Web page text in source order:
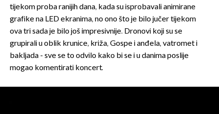
tijekom proba ranijih dana, kada su isprobavali animirane
grafike na LED ekranima, no ono što je bilo jučer tijekom
ova tri sada je bilo još impresivnije. Dronovi koji su se
grupirali u oblik krunice, križa, Gospe i anđela, vatromet i
bakljada - sve se to odvilo kako bi se i u danima poslije
mogao komentirati koncert.